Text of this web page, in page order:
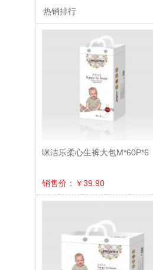
热销排行
咪洁乐柔心生裤大包M*60P*6
销售价：￥39.90